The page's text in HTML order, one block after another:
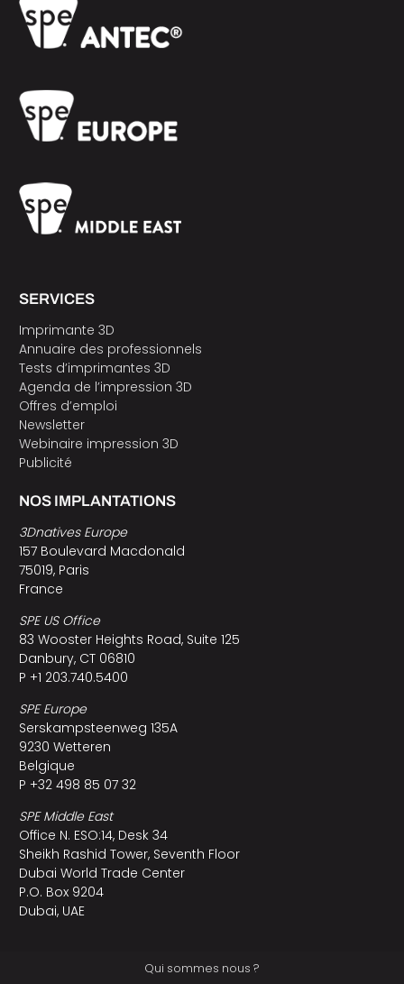
SERVICES
Imprimante 3D
Annuaire des professionnels
Tests d’imprimantes 3D
Agenda de l’impression 3D
Offres d’emploi
Newsletter
Webinaire impression 3D
Publicité
NOS IMPLANTATIONS
3Dnatives Europe
157 Boulevard Macdonald
75019, Paris
France
SPE US Office
83 Wooster Heights Road, Suite 125
Danbury, CT 06810
P +1 203.740.5400
SPE Europe
Serskampsteenweg 135A
9230 Wetteren
Belgique
P +32 498 85 07 32
SPE Middle East
Office N. ESO:14, Desk 34
Sheikh Rashid Tower, Seventh Floor
Dubai World Trade Center
P.O. Box 9204
Dubai, UAE
Qui sommes nous ?